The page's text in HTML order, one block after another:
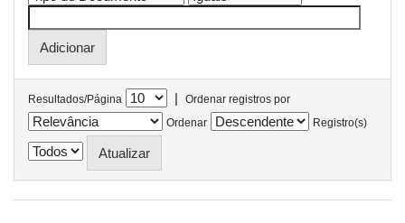
Resultados/Página |
Ordenar registros por
Ordenar
Registro(s)